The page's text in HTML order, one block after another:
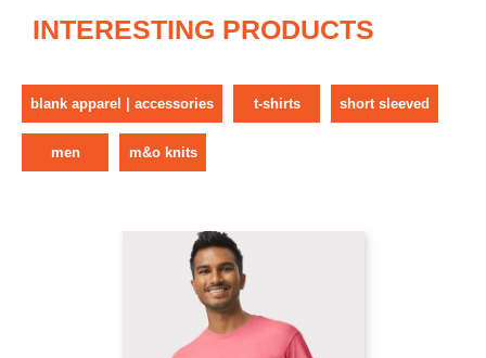
INTERESTING PRODUCTS
blank apparel | accessories t-shirts short sleeved
men m&o knits